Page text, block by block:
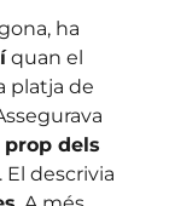
ha
quan el
platja de
dels
descrivia